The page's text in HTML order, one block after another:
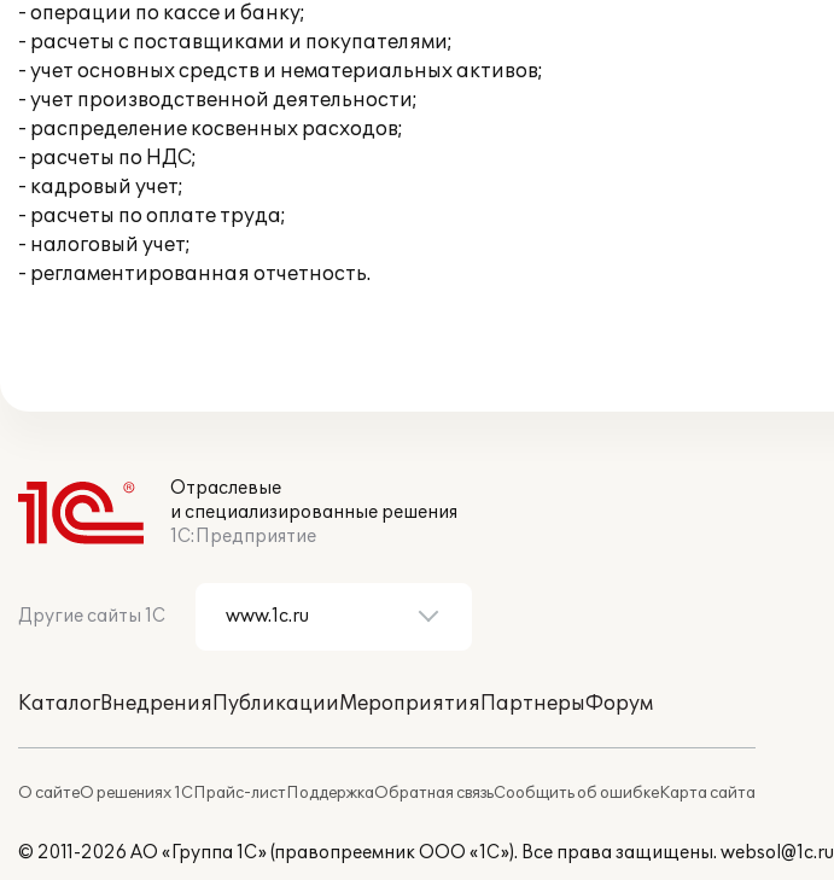
- операции по кассе и банку;
- расчеты с поставщиками и покупателями;
- учет основных средств и нематериальных активов;
- учет производственной деятельности;
- распределение косвенных расходов;
- расчеты по НДС;
- кадровый учет;
- расчеты по оплате труда;
- налоговый учет;
- регламентированная отчетность.
Отраслевые
и специализированные решения
1С:Предприятие
Другие сайты 1С
КаталогВнедренияПубликацииМероприятияПартнерыФорум
О сайтеО решениях 1СПрайс-листПоддержкаОбратная связьСообщить об ошибкеКарта сайта
© 2011-2026 АО «Группа 1С» (правопреемник ООО «1С»). Все права защищены. websol@1c.ru